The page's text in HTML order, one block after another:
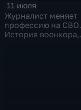
11 июля
Журналист меняет
профессию на СВО.
История военкора,